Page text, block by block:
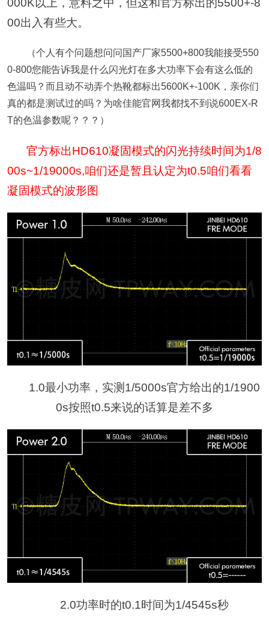
000K以上，意料之中，但这和官方标出的5500+-8
00出入有些大。
（个人有个问题想问问国产厂家5500+800我能接受550
0-800您能告诉我是什么闪光灯在多大功率下会有这么低的
色温吗？而且动不动弄个热靴都标出5600K+-100K，亲你们
真的都是测试过的吗？为啥佳能官网我都找不到说600EX-R
T的色温参数呢？？？）
官方标出HD610凝固模式的闪光持续时间为1/8
00s~1/19000s,咱们还是暂且认定为t0.5咱们看看
凝固模式的波形图
1.0最小功率，实测1/5000s官方给出的1/1900
0s按照t0.5来说的话算是差不多
2.0功率时的t0.1时间为1/4545s秒